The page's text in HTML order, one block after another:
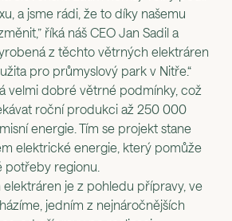
a jsme rádi, že to díky našemu
říká náš CEO Jan Sadil a
z těchto větrných elektráren
pro průmyslový park v Nitře.“
velmi dobré větrné podmínky, což
roční produkci až 250 000
energie. Tím se projekt stane
elektrické energie, který pomůže
potřeby regionu.
elektráren je z pohledu přípravy, ve
jedním z nejnáročnějších